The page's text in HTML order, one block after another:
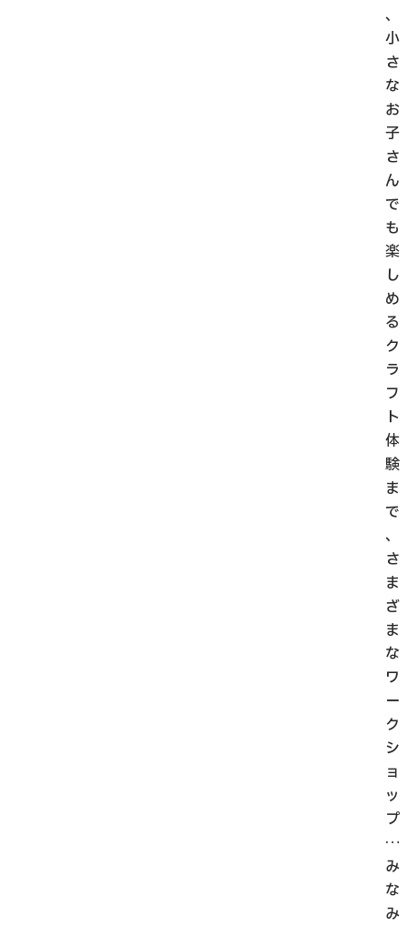
、
小
さ
な
お
子
さ
ん
で
も
楽
し
め
る
ク
ラ
フ
ト
体
験
ま
で
、
さ
ま
ざ
ま
な
ワ
ー
ク
シ
ョ
ッ
プ
…
み
な
み